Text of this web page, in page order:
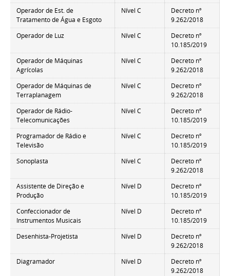
Operador de Est. de
Tratamento de Água e Esgoto
Nível C
Decreto nº
9.262/2018
Operador de Luz
Nível C
Decreto nº
10.185/2019
Operador de Máquinas
Agrícolas
Nível C
Decreto nº
9.262/2018
Operador de Máquinas de
Terraplanagem
Nível C
Decreto nº
9.262/2018
Operador de Rádio-
Telecomunicações
Nível C
Decreto nº
10.185/2019
Programador de Rádio e
Televisão
Nível C
Decreto nº
10.185/2019
Sonoplasta
Nível C
Decreto nº
9.262/2018
Assistente de Direção e
Produção
Nível D
Decreto nº
10.185/2019
Confeccionador de
Instrumentos Musicais
Nível D
Decreto nº
10.185/2019
Desenhista-Projetista
Nível D
Decreto nº
9.262/2018
Diagramador
Nível D
Decreto nº
9.262/2018